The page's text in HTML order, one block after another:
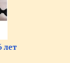
лет